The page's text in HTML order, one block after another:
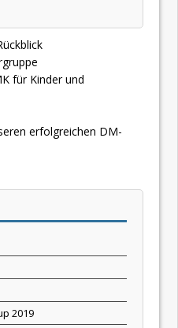
für Kinder und
erfolgreichen DM-
2019